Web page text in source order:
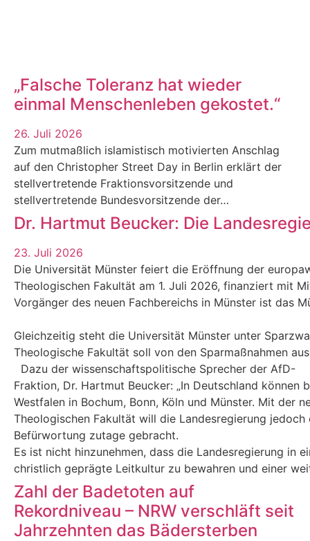
„Falsche Toleranz hat wieder
einmal Menschenleben gekostet.“
26. Juli 2026
Zum mutmaßlich islamistisch motivierten Anschlag
auf den Christopher Street Day in Berlin erklärt der
stellvertretende Fraktionsvorsitzende und
stellvertretende Bundesvorsitzende der…
Dr. Hartmut Beucker: Die
23. Juli 2026
Die Universität Münster feiert die Eröffnung der
Theologischen Fakultät am 1. Juli 2026, finanziert mit
Vorgänger des neuen Fachbereichs in Münster ist das
Gleichzeitig steht die Universität Münster unter
Theologische Fakultät soll von den Sparmaßnahmen
Dazu der wissenschaftspolitische Sprecher der AfD-
Fraktion, Dr. Hartmut Beucker: „In Deutschland
Westfalen in Bochum, Bonn, Köln und Münster. Mit der
Theologischen Fakultät will die Landesregierung
Befürwortung zutage gebracht.
Es ist nicht hinzunehmen, dass die Landesregierung in
christlich geprägte Leitkultur zu bewahren und einer
Zahl der Badetoten auf
Rekordniveau – NRW verschläft seit
Jahrzehnten das Bädersterben